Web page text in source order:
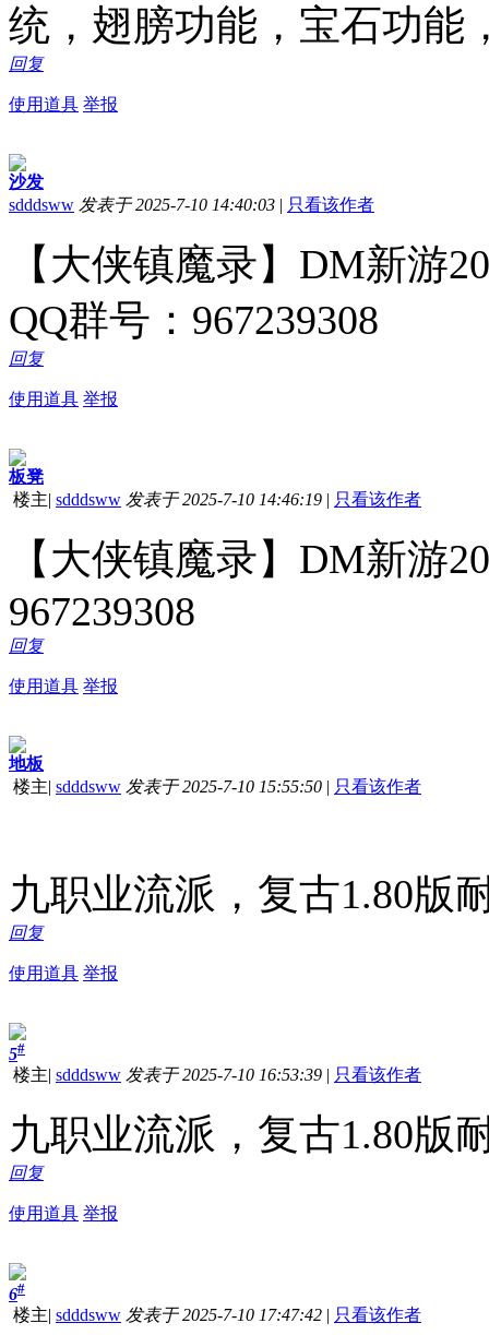
统，翅膀功能，宝石功能
回复
使用道具 举报
沙发
sdddsww 发表于 2025-7-10 14:40:03 | 只看该作者
【大侠镇魔录】DM新游
QQ群号：967239308
回复
使用道具 举报
板凳
楼主| sdddsww 发表于 2025-7-10 14:46:19 | 只看该作者
【大侠镇魔录】DM新游
967239308
回复
使用道具 举报
地板
楼主| sdddsww 发表于 2025-7-10 15:55:50 | 只看该作者
九职业流派，复古1.80版
回复
使用道具 举报
5#
楼主| sdddsww 发表于 2025-7-10 16:53:39 | 只看该作者
九职业流派，复古1.80版
回复
使用道具 举报
6#
楼主| sdddsww 发表于 2025-7-10 17:47:42 | 只看该作者